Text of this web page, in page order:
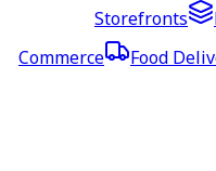
Storefronts
Commerce
Food